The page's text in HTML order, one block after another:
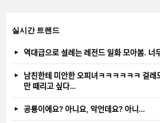
실시간 트렌드
역대급으로 설레는 레전드 일화 모아봄.
남친한테 미안한 오피녀ㅋㅋㅋㅋㅋㅋ
만 때리고 싶다…
공룡이에요? 아니요, 악언데요? 아니…